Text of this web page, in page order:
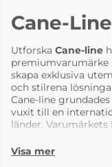
Cane-Line
Utforska Cane-line
premiumvarumärke
skapa exklusiva
och stilrena
Cane-line
vuxit till en
länder. Varumärkets
designtradition.